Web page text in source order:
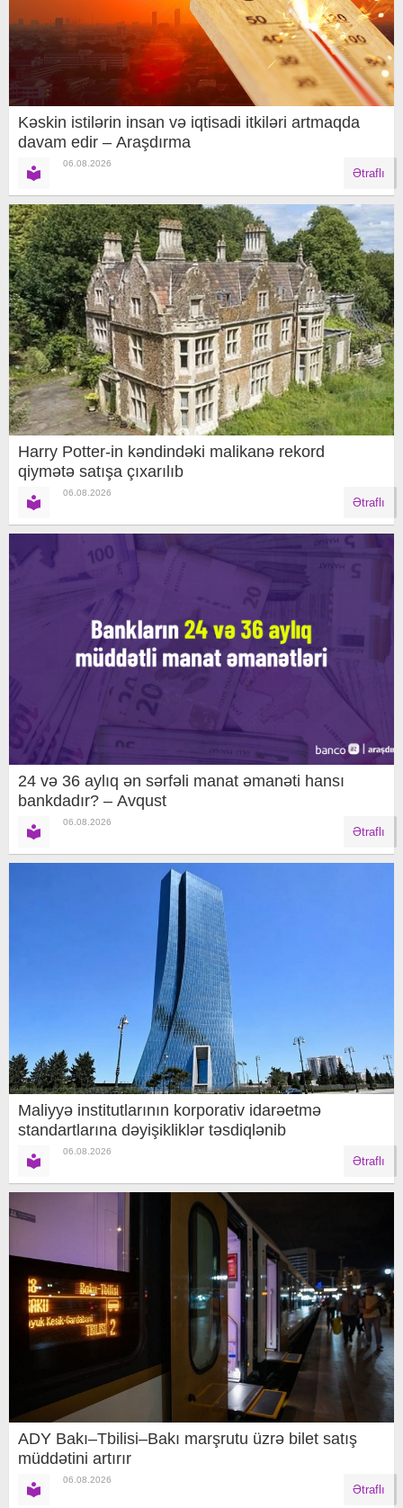
Kəskin istilərin insan və iqtisadi itkiləri artmaqda
davam edir – Araşdırma
06.08.2026
Ətraflı
Harry Potter-in kəndindəki malikanə rekord
qiymətə satışa çıxarılıb
06.08.2026
Ətraflı
24 və 36 aylıq ən sərfəli manat əmanəti hansı
bankdadır? – Avqust
06.08.2026
Ətraflı
Maliyyə institutlarının korporativ idarəetmə
standartlarına dəyişikliklər təsdiqlənib
06.08.2026
Ətraflı
ADY Bakı–Tbilisi–Bakı marşrutu üzrə bilet satış
müddətini artırır
06.08.2026
Ətraflı